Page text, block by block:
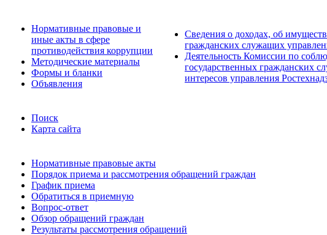
Нормативные правовые и
иные акты в сфере
противодействия коррупции
Методические материалы
Формы и бланки
Объявления
Сведения о доходах, об
гражданских служащих
Деятельность Комиссии по
государственных гражданских
интересов управления
Поиск
Карта сайта
Нормативные правовые акты
Порядок приема и рассмотрения обращений граждан
График приема
Обратиться в приемную
Вопрос-ответ
Обзор обращений граждан
Результаты рассмотрения обращений